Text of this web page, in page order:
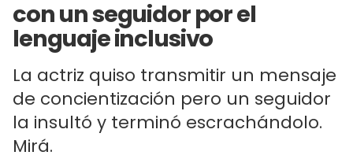
con un seguidor por el
lenguaje inclusivo
La actriz quiso transmitir un mensaje
de concientización pero un seguidor
la insultó y terminó escrachándolo.
Mirá.